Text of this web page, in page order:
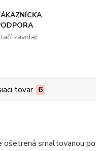
zavolať
tovar 6
smaltovanou